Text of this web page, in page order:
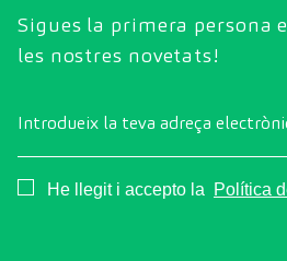
Sigues la primera persona
les nostres novetats!
Introdueix la teva adreça
Consentimiento
He llegit i accepto la
Política